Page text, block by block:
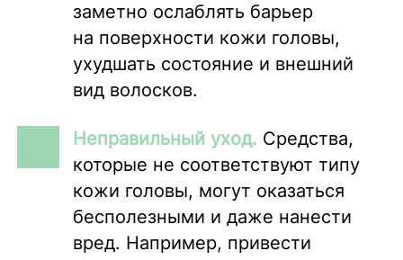
заметно ослаблять барьер
на поверхности кожи головы,
ухудшать состояние и внешний
вид волосков.
Неправильный уход. Средства,
которые не соответствуют типу
кожи головы, могут оказаться
бесполезными и даже нанести
вред. Например, привести